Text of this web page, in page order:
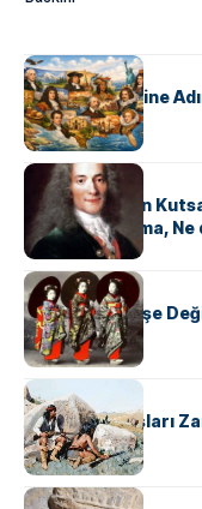
KÜLTÜR
ABD Eyaletlerine
KÜLTÜR
Voltaire Neden
Kutsal, Ne Roma,
KÜLTÜR
Geyşalar Fahişe
KÜLTÜR
Apache Savaşları
KÜLTÜR